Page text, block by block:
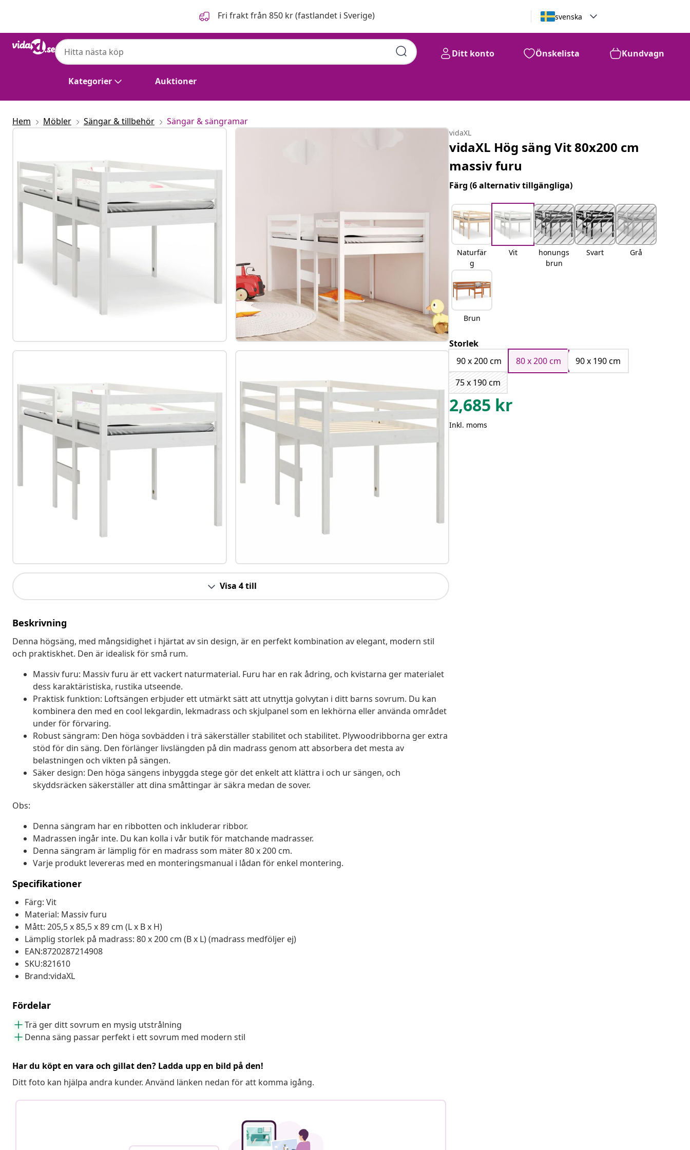
Fri frakt från 850 kr (fastlandet i Sverige) svenska
Kategorier Auktioner
Ditt konto Önskelista Kundvagn
Hem Möbler Sängar & tillbehör Sängar & sängramar
Visa 4 till
Beskrivning
Denna högsäng, med mångsidighet i hjärtat av sin design, är en perfekt kombination av elegant, modern stil
och praktiskhet. Den är idealisk för små rum.
Massiv furu: Massiv furu är ett vackert naturmaterial. Furu har en rak ådring, och kvistarna ger materialet
dess karaktäristiska, rustika utseende.
Praktisk funktion: Loftsängen erbjuder ett utmärkt sätt att utnyttja golvytan i ditt barns sovrum. Du kan
kombinera den med en cool lekgardin, lekmadrass och skjulpanel som en lekhörna eller använda området
under för förvaring.
Robust sängram: Den höga sovbädden i trä säkerställer stabilitet och stabilitet. Plywoodribborna ger extra
stöd för din säng. Den förlänger livslängden på din madrass genom att absorbera det mesta av
belastningen och vikten på sängen.
Säker design: Den höga sängens inbyggda stege gör det enkelt att klättra i och ur sängen, och
skyddsräcken säkerställer att dina småttingar är säkra medan de sover.
Obs:
Denna sängram har en ribbotten och inkluderar ribbor.
Madrassen ingår inte. Du kan kolla i vår butik för matchande madrasser.
Denna sängram är lämplig för en madrass som mäter 80 x 200 cm.
Varje produkt levereras med en monteringsmanual i lådan för enkel montering.
Specifikationer
Färg: Vit
Material: Massiv furu
Mått: 205,5 x 85,5 x 89 cm (L x B x H)
Lämplig storlek på madrass: 80 x 200 cm (B x L) (madrass medföljer ej)
EAN:8720287214908
SKU:821610
Brand:vidaXL
Fördelar
Trä ger ditt sovrum en mysig utstrålning
Denna säng passar perfekt i ett sovrum med modern stil
Har du köpt en vara och gillat den? Ladda upp en bild på den!
Ditt foto kan hjälpa andra kunder. Använd länken nedan för att komma igång.
vidaXL
vidaXL Hög säng Vit 80x200 cm
massiv furu
Färg(6 alternativ tillgängliga)
Naturfär
g
Vit
honungs
brun
Svart Grå
Brun
Storlek
90 x 200 cm
80 x 200 cm
90 x 190 cm
75 x 190 cm
2,685 kr
Inkl. moms